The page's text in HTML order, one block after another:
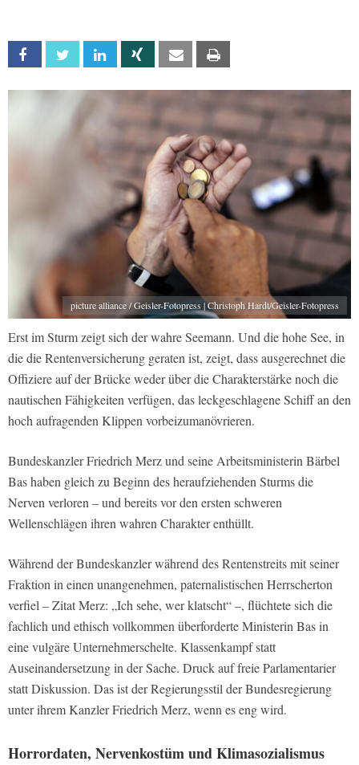
Facebook Twitter Linkedin Xing Email
picture alliance / Geisler-Fotopress | Christoph Hardt/Geisler-Fotopress
Erst im Sturm zeigt sich der wahre Seemann. Und die hohe See, in
die die Rentenversicherung geraten ist, zeigt, dass ausgerechnet die
Offiziere auf der Brücke weder über die Charakterstärke noch die
nautischen Fähigkeiten verfügen, das leckgeschlagene Schiff an den
hoch aufragenden Klippen vorbeizumanövrieren.
Bundeskanzler Friedrich Merz und seine Arbeitsministerin Bärbel
Bas haben gleich zu Beginn des heraufziehenden Sturms die
Nerven verloren – und bereits vor den ersten schweren
Wellenschlägen ihren wahren Charakter enthüllt.
Während der Bundeskanzler während des Rentenstreits mit seiner
Fraktion in einen unangenehmen, paternalistischen Herrscherton
verfiel – Zitat Merz: „Ich sehe, wer klatscht“ –, flüchtete sich die
fachlich und ethisch vollkommen überforderte Ministerin Bas in
eine vulgäre Unternehmerschelte. Klassenkampf statt
Auseinandersetzung in der Sache. Druck auf freie Parlamentarier
statt Diskussion. Das ist der Regierungsstil der Bundesregierung
unter ihrem Kanzler Friedrich Merz, wenn es eng wird.
Horrordaten, Nervenkostüm und Klimasozialismus